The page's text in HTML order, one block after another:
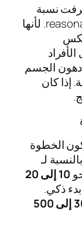
نسبة
الدهون في جسمك بدقة مع قدر reasonably. لأنها
دهون الجسم
إذا كان
الخطوة
لـ
10 إلى 20
ذكي.
300 إلى 500